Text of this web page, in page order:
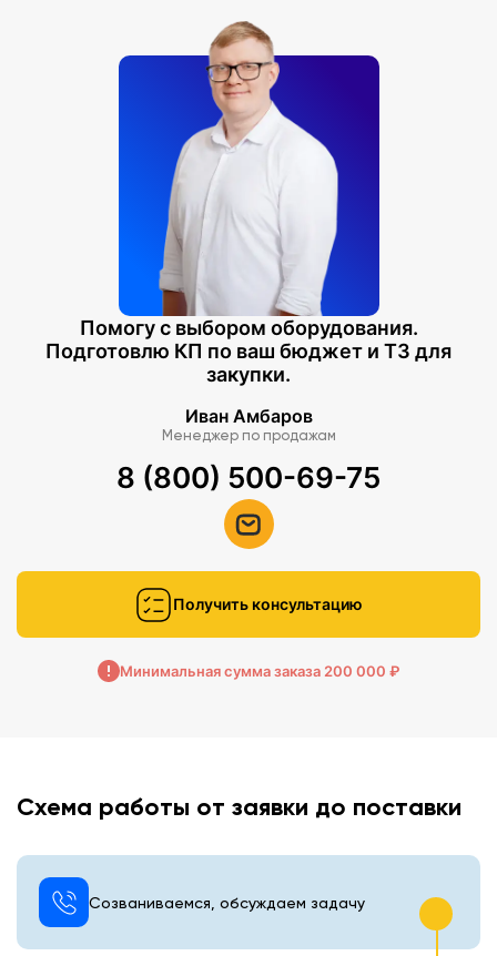
Помогу с выбором оборудования.
Подготовлю КП по ваш бюджет и ТЗ для
закупки.
Иван Амбаров
Менеджер по продажам
8 (800) 500-69-75
Получить консультацию
Минимальная сумма заказа 200 000 ₽
Схема работы от заявки до поставки
Созваниваемся, обсуждаем задачу